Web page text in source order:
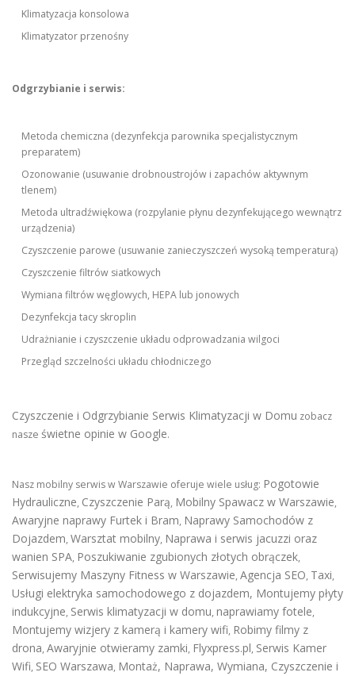
Klimatyzacja konsolowa
Klimatyzator przenośny
Odgrzybianie i serwis:
Metoda chemiczna (dezynfekcja parownika specjalistycznym
preparatem)
Ozonowanie (usuwanie drobnoustrojów i zapachów aktywnym
tlenem)
Metoda ultradźwiękowa (rozpylanie płynu dezynfekującego wewnątrz
urządzenia)
Czyszczenie parowe (usuwanie zanieczyszczeń wysoką temperaturą)
Czyszczenie filtrów siatkowych
Wymiana filtrów węglowych, HEPA lub jonowych
Dezynfekcja tacy skroplin
Udrażnianie i czyszczenie układu odprowadzania wilgoci
Przegląd szczelności układu chłodniczego
Czyszczenie i Odgrzybianie Serwis Klimatyzacji w Domu zobacz
nasze świetne opinie w Google.
Nasz mobilny serwis w Warszawie oferuje wiele usług: Pogotowie
Hydrauliczne, Czyszczenie Parą, Mobilny Spawacz w Warszawie,
Awaryjne naprawy Furtek i Bram, Naprawy Samochodów z
Dojazdem, Warsztat mobilny, Naprawa i serwis jacuzzi oraz
wanien SPA, Poszukiwanie zgubionych złotych obrączek,
Serwisujemy Maszyny Fitness w Warszawie, Agencja SEO, Taxi,
Usługi elektryka samochodowego z dojazdem, Montujemy płyty
indukcyjne, Serwis klimatyzacji w domu, naprawiamy fotele,
Montujemy wizjery z kamerą i kamery wifi, Robimy filmy z
drona, Awaryjnie otwieramy zamki, Flyxpress.pl, Serwis Kamer
Wifi, SEO Warszawa, Montaż, Naprawa, Wymiana, Czyszczenie i